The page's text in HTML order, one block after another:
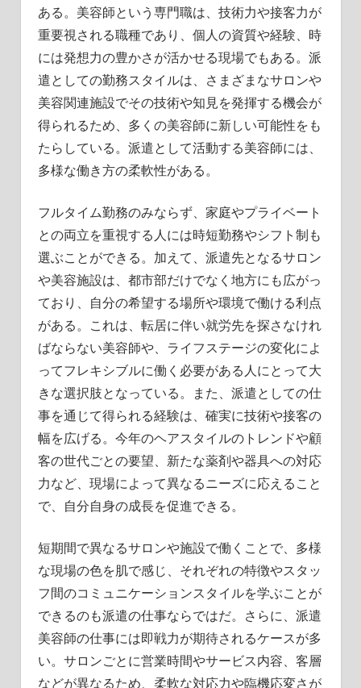
ある。美容師という専門職は、技術力や接客力が
重要視される職種であり、個人の資質や経験、時
には発想力の豊かさが活かせる現場でもある。派
遣としての勤務スタイルは、さまざまなサロンや
美容関連施設でその技術や知見を発揮する機会が
得られるため、多くの美容師に新しい可能性をも
たらしている。派遣として活動する美容師には、
多様な働き方の柔軟性がある。
フルタイム勤務のみならず、家庭やプライベート
との両立を重視する人には時短勤務やシフト制も
選ぶことができる。加えて、派遣先となるサロン
や美容施設は、都市部だけでなく地方にも広がっ
ており、自分の希望する場所や環境で働ける利点
がある。これは、転居に伴い就労先を探さなけれ
ばならない美容師や、ライフステージの変化によ
ってフレキシブルに働く必要がある人にとって大
きな選択肢となっている。また、派遣としての仕
事を通じて得られる経験は、確実に技術や接客の
幅を広げる。今年のヘアスタイルのトレンドや顧
客の世代ごとの要望、新たな薬剤や器具への対応
力など、現場によって異なるニーズに応えること
で、自分自身の成長を促進できる。
短期間で異なるサロンや施設で働くことで、多様
な現場の色を肌で感じ、それぞれの特徴やスタッ
フ間のコミュニケーションスタイルを学ぶことが
できるのも派遣の仕事ならではだ。さらに、派遣
美容師の仕事には即戦力が期待されるケースが多
い。サロンごとに営業時間やサービス内容、客層
などが異なるため、柔軟な対応力や臨機応変さが